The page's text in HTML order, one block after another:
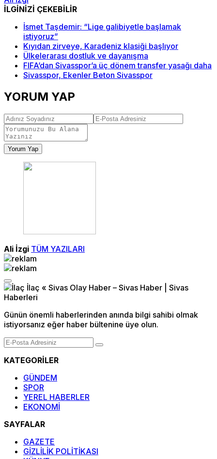
İLGİNİZİ ÇEKEBİLİR
İsmet Taşdemir: “Lige galibiyetle başlamak
istiyoruz”
Kıyıdan zirveye, Karadeniz klasiği başlıyor
Ülkelerarası dostluk ve dayanışma
FIFA’dan Sivasspor’a üç dönem transfer yasağı daha
Sivasspor, Ekenler Beton Sivasspor
YORUM YAP
Yorum Yap
Ali İzgi TÜM YAZILARI
Günün önemli haberlerinden anında bilgi sahibi olmak
istiyorsanız eğer haber bültenine üye olun.
KATEGORİLER
GÜNDEM
SPOR
YEREL HABERLER
EKONOMİ
SAYFALAR
GAZETE
GİZLİLİK POLİTİKASI